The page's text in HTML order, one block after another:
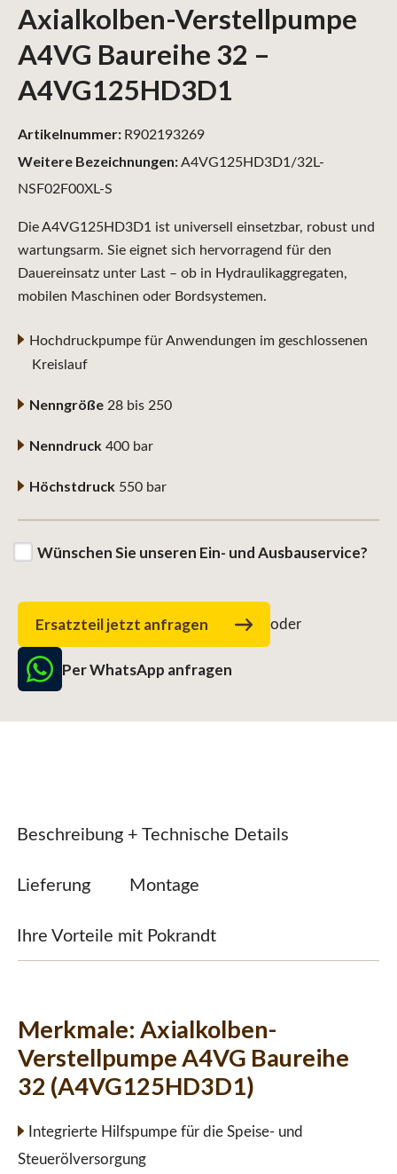
Axialkolben-Verstellpumpe
A4VG Baureihe 32 –
A4VG125HD3D1
Die A4VG125HD3D1 ist universell einsetzbar, robust und
wartungsarm. Sie eignet sich hervorragend für den
Dauereinsatz unter Last – ob in Hydraulikaggregaten,
mobilen Maschinen oder Bordsystemen.
Hochdruckpumpe für Anwendungen im geschlossenen
Kreislauf
Nenngröße 28 bis 250
Nenndruck 400 bar
Höchstdruck 550 bar
Wünschen Sie unseren Ein- und Ausbauservice?
Ersatzteil jetzt anfragen oder
Per WhatsApp anfragen
Weitere Bezeichnungen:A4VG125HD3D1/32L-
NSF02F00XL-S
Artikelnummer: R902193269
Beschreibung + Technische Details
Lieferung Montage
Ihre Vorteile mit Pokrandt
Merkmale: Axialkolben-
Verstellpumpe A4VG Baureihe
32 (A4VG125HD3D1)
Integrierte Hilfspumpe für die Speise- und
Steuerölversorgung